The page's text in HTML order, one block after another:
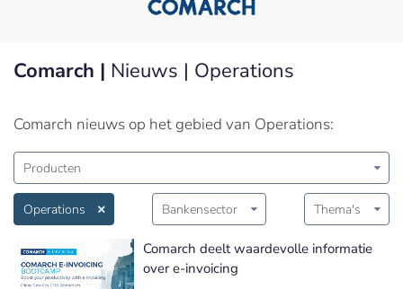
Comarch | Nieuws | Operations
Comarch nieuws op het gebied van Operations:
Producten
Operations Bankensector Thema's
Comarch deelt waardevolle informatie
over e-invoicing